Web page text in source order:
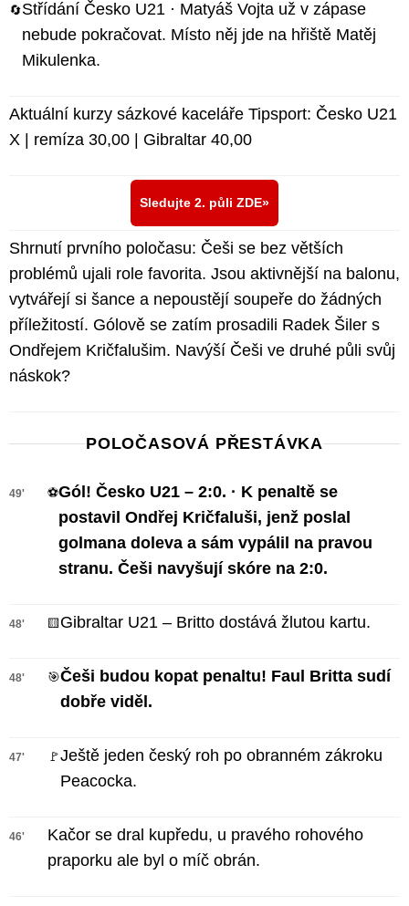
🔄Střídání Česko U21 · Matyáš Vojta už v zápase
nebude pokračovat. Místo něj jde na hřiště Matěj
Mikulenka.
Aktuální kurzy sázkové kaceláře Tipsport: Česko U21
X | remíza 30,00 | Gibraltar 40,00
Sledujte 2. půli ZDE
Shrnutí prvního poločasu: Češi se bez větších
problémů ujali role favorita. Jsou aktivnější na balonu,
vytvářejí si šance a nepoustějí soupeře do žádných
příležitostí. Gólově se zatím prosadili Radek Šiler s
Ondřejem Kričfalušim. Navýší Češi ve druhé půli svůj
náskok?
POLOČASOVÁ PŘESTÁVKA
49' ⚽Gól! Česko U21 – 2:0. · K penaltě se
postavil Ondřej Kričfaluši, jenž poslal
golmana doleva a sám vypálil na pravou
stranu. Češi navyšují skóre na 2:0.
48' 🟨Gibraltar U21 – Britto dostává žlutou kartu.
48' 🎯Češi budou kopat penaltu! Faul Britta sudí
dobře viděl.
47' 🚩Ještě jeden český roh po obranném zákroku
Peacocka.
46'
Kačor se dral kupředu, u pravého rohového
praporku ale byl o míč obrán.